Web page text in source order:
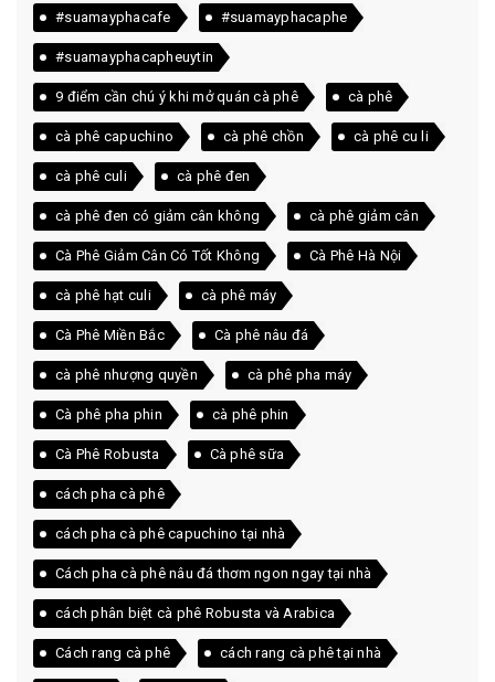
#suamayphacafe #suamayphacaphe
#suamayphacapheuytin
9 điểm cần chú ý khi mở quán cà phê cà phê
cà phê capuchino cà phê chồn cà phê cu li
cà phê culi cà phê đen
cà phê đen có giảm cân không cà phê giảm cân
Cà Phê Giảm Cân Có Tốt Không Cà Phê Hà Nội
cà phê hạt culi cà phê máy
Cà Phê Miền Bắc Cà phê nâu đá
cà phê nhượng quyền cà phê pha máy
Cà phê pha phin cà phê phin
Cà Phê Robusta Cà phê sữa
cách pha cà phê
cách pha cà phê capuchino tại nhà
Cách pha cà phê nâu đá thơm ngon ngay tại nhà
cách phân biệt cà phê Robusta và Arabica
Cách rang cà phê cách rang cà phê tại nhà